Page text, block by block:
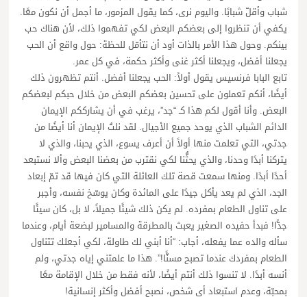
شباب وأقلّ شبابًا. واليوم نرى، كما يقول المزمور، ما أجمل أن نكون معًا.
يكفي أن تنظروا إلى بعضكم البعض لكي تفهموا ذلك، لأن هناك حب
بينكم. وحول هذا الأمر بالذات أود أن نتأمّل للحظة: حول واقع أن الحب
يجعلنا أفضل، ويجعلنا أكثر غنى وأكثر حكمة، في كل عمر.
تابع البابا فرنسيس يقول أولاً: الحب يجعلنا أفضل. أنتم تظهرون ذلك
أيضًا، أنكم تعملون على تحسين بعضكم البعض من خلال حبكم لبعضكم
البعض. وأنا أقول لكم هذا كـ “جد”، يرغب في أن يشارككم الإيمان
الدائم الشباب الذي يوحد جميع الأجيال. لقد نلتُ الإيمان أنا أيضًا من
جدتي، التي تعلمت منها أولاً أن أعرف يسوع، الذي يحبنا، والذي لا
يتركنا أبدًا وحدنا، والذي يحثُّنا لكي نقترب من بعضنا البعض وألا نستبعد
أحدًا أبدًا. ومنها سمعت قصة تلك العائلة التي كان فيها قد تمّ إبعاد
الجد، الذي لم يعد يأكل جيدًا على المائدة وكان يوسّخ نفسه، وأجبر
على تناول الطعام بمفرده. لم يكن ذلك شيئًا جميلاً، لا بل، كان سيئًا
جدًّا! فبدأ حفيده الصغير يعبث بالمطرقة والمسامير لبضعة أيام، وعندما
سأله والده عما يفعله، أجاب: “أنا أبني لك طاولة، لكي أجعلك تتناول
الطعام بمفردك عندما تصبح مسنًّا!”. هذا ما علمتني إياه جدتي، ولم
أنسه أبدًا. لا تنسوا ذلك أنتم أيضًا، لأنه فقط من خلال الإقامة معًا
بمحبّة، وعدم استبعاد أي شخص، نصبح أفضل وأكثر إنسانية!